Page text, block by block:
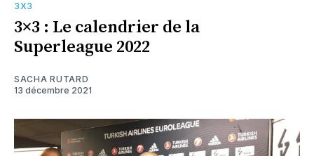
3X3
3×3 : Le calendrier de la
Superleague 2022
SACHA RUTARD
13 décembre 2021